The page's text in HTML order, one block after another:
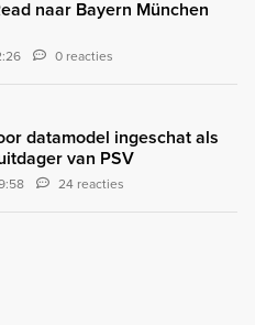
naar Bayern München
0 reacties
datamodel ingeschat als
van PSV
24 reacties